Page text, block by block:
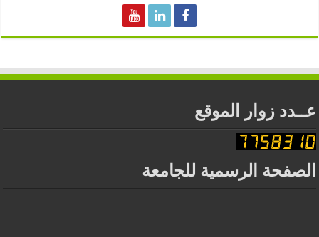
عــدد زوار الموقع
الصفحة الرسمية للجامعة